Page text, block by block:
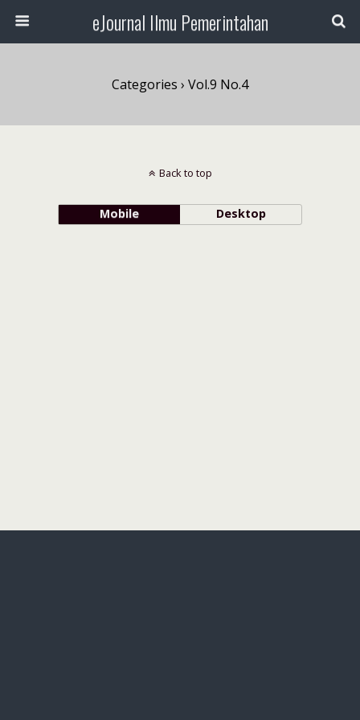
eJournal Ilmu Pemerintahan
Categories › Vol.9 No.4
Back to top
Mobile Desktop